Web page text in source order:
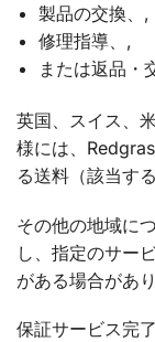
製品の交換、,
修理指導、,
または返品・
英国、スイス、
様には、
る送料（該当す
その他の地域に
し、指定のサー
がある場合があ
保証サービス完